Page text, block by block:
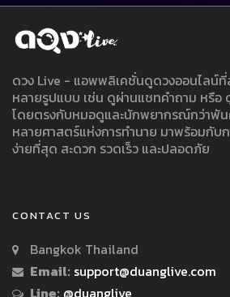
ดวง Live - แอพพลิเคชั่นดูดวงออนไลน์ที่
หลายรูปแบบ เช่น ดูผ่านแชทคำถาม หรือ
โดยตรงกับหมอดูและนักพยากรณ์กว่าพัน
หลายศาสตร์แห่งการทำนาย มาพร้อมกับ
ง่ายที่สุด สะดวก รวดเร็ว และปลอดภัย
CONTACT US
Bangkok Thailand
Email: support@duanglive.com